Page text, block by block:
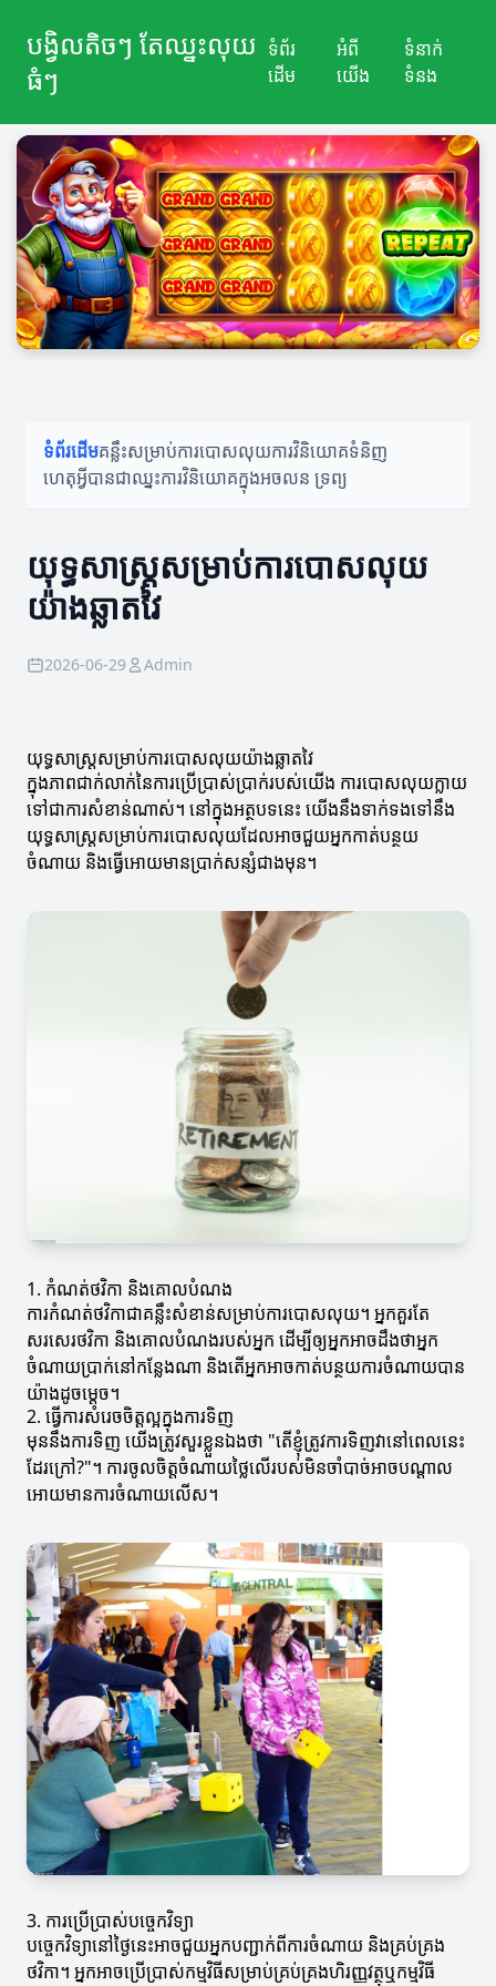
បង្វិលតិចៗ តែឈ្នះលុយ
ធំៗ
ទំព័រ
ដើម
អំពី
យើង
ទំនាក់
ទំនង
ទំព័រដើមគន្លឹះសម្រាប់ការបោសលុយការវិនិយោគទំនិញ
ហេតុអ្វីបានជាឈ្នះការវិនិយោគក្នុងអចលន ទ្រព្យ
យុទ្ធសាស្ត្រសម្រាប់ការបោសលុយ
យ៉ាងឆ្លាតវៃ
2026-06-29 Admin
យុទ្ធសាស្ត្រសម្រាប់ការបោសលុយយ៉ាងឆ្លាតវៃ
ក្នុងភាពជាក់លាក់នៃការប្រើប្រាស់ប្រាក់របស់យើង ការបោសលុយក្លាយ
ទៅជាការសំខាន់ណាស់។ នៅក្នុងអត្ថបទនេះ យើងនឹងទាក់ទងទៅនឹង
យុទ្ធសាស្ត្រសម្រាប់ការបោសលុយដែលអាចជួយអ្នកកាត់បន្ថយ
ចំណាយ និងធ្វើអោយមានប្រាក់សន្សំជាងមុន។
1. កំណត់ថវិកា និងគោលបំណង
ការកំណត់ថវិកាជាគន្លឹះសំខាន់សម្រាប់ការបោសលុយ។ អ្នកគួរតែ
សរសេរថវិកា និងគោលបំណងរបស់អ្នក ដើម្បីឲ្យអ្នកអាចដឹងថាអ្នក
ចំណាយប្រាក់នៅកន្លែងណា និងតើអ្នកអាចកាត់បន្ថយការចំណាយបាន
យ៉ាងដូចម្តេច។
2. ធ្វើការសំរេចចិត្តល្អក្នុងការទិញ
មុននឹងការទិញ យើងត្រូវសួរខ្លួនឯងថា "តើខ្ញុំត្រូវការទិញវានៅពេលនេះ
ដែរក្រៅ?"។ ការចូលចិត្តចំណាយថ្លៃលើរបស់មិនចាំបាច់អាចបណ្តាល
អោយមានការចំណាយលើស។
3. ការប្រើប្រាស់បច្ចេកវិទ្យា
បច្ចេកវិទ្យានៅថ្ងៃនេះអាចជួយអ្នកបញ្ជាក់ពីការចំណាយ និងគ្រប់គ្រង
ថវិកា។ អ្នកអាចប្រើប្រាស់កម្មវិធីសម្រាប់គ្រប់គ្រងហិរញ្ញវត្ថុឬកម្មវិធី